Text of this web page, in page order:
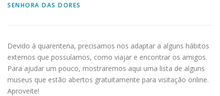
SENHORA DAS DORES
Devido à quarentena, precisamos nos adaptar a alguns hábitos
externos que possuíamos, como viajar e encontrar os amigos.
Para ajudar um pouco, mostraremos aqui uma lista de alguns
museus que estão abertos gratuitamente para visitação online.
Aproveite!